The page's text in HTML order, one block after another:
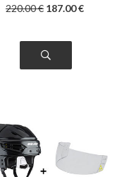
220.00€ 187.00€